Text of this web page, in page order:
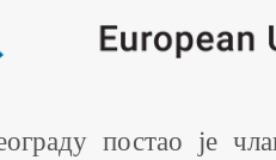
постао је